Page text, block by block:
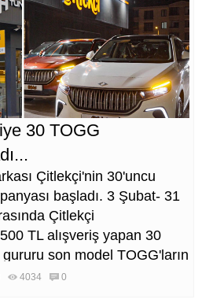
30 TOGG
Çitlekçi'nin 30'uncu
başladı. 3 Şubat- 31
Çitlekçi
TL alışveriş yapan 30
son model TOGG'ların
4034 0